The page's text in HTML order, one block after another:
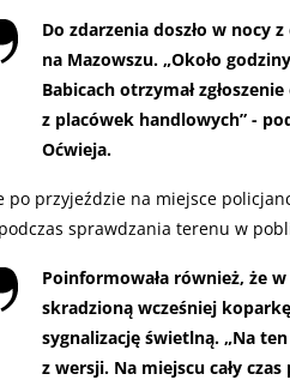
Do zdarzenia doszło w nocy
na Mazowszu. „Około
Babicach otrzymał
z placówek handlowych” -
Oćwieja.
po przyjeździe na miejsce
sprawdzania terenu w
Poinformowała również, że
skradzioną wcześniej
sygnalizację świetlną. „Na
z wersji. Na miejscu cały